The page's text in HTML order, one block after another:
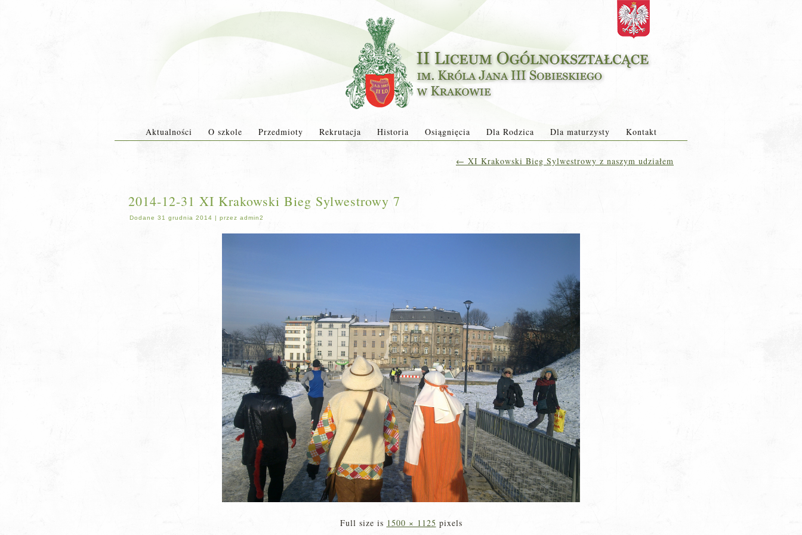
Aktualności O szkole Przedmioty Rekrutacja Historia Osiągnięcia Dla Rodzica Dla maturzysty Kontakt
← XI Krakowski Bieg Sylwestrowy z naszym udziałem
2014-12-31 XI Krakowski Bieg Sylwestrowy 7
Dodane 31 grudnia 2014 | przez admin2
Full size is 1500 × 1125 pixels